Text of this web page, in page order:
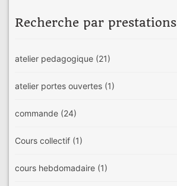
Recherche par prestations
atelier pedagogique (21)
atelier portes ouvertes (1)
commande (24)
Cours collectif (1)
cours hebdomadaire (1)